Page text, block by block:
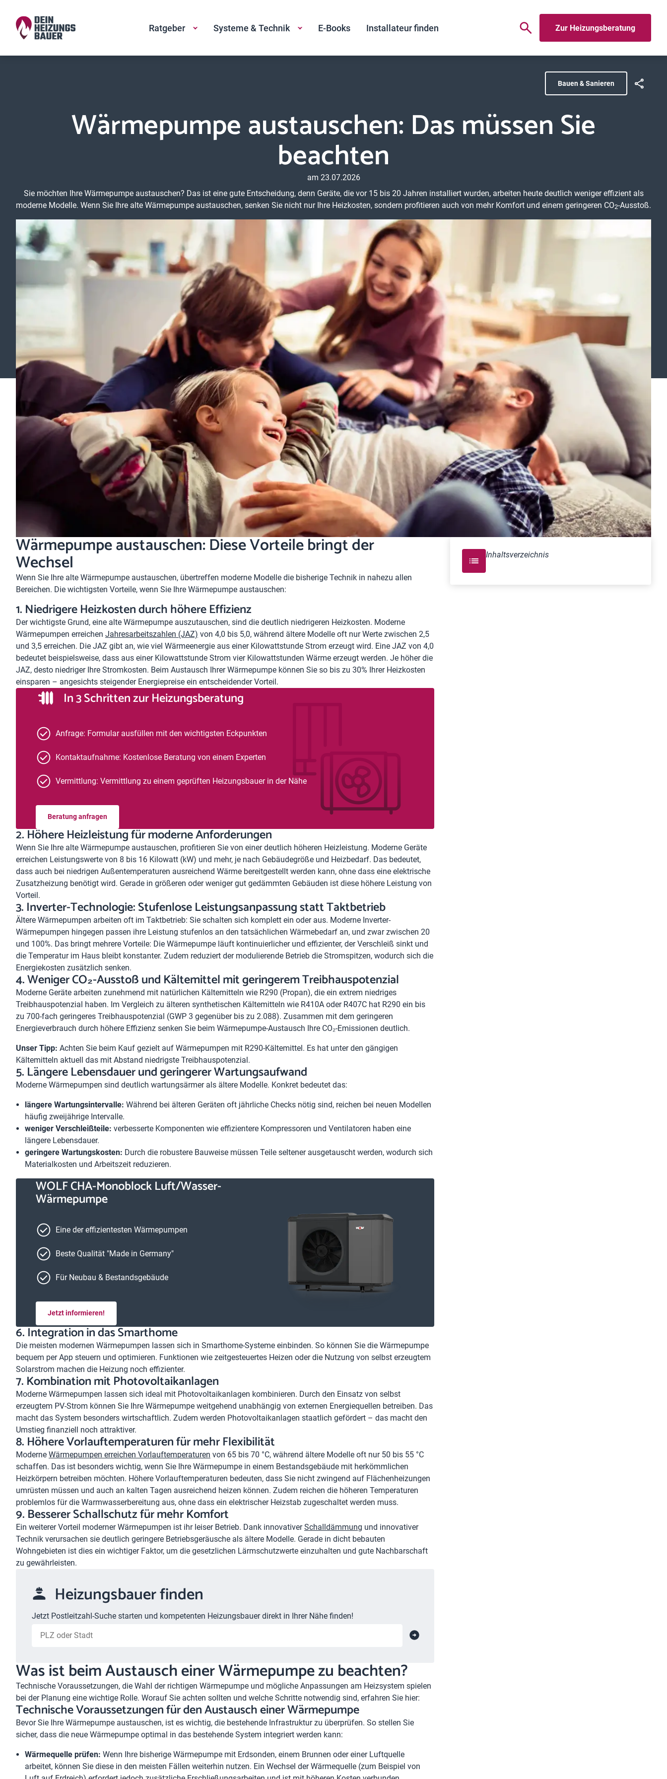
Ratgeber Systeme & Technik E-Books Installateur finden Zur Heizungsberatung
Bauen & Sanieren
Wärmepumpe austauschen: Das müssen Sie
beachten
am 23.07.2026
Sie möchten Ihre Wärmepumpe austauschen? Das ist eine gute Entscheidung, denn Geräte, die vor 15 bis 20 Jahren installiert wurden, arbeiten heute deutlich weniger effizient als
moderne Modelle. Wenn Sie Ihre alte Wärmepumpe austauschen, senken Sie nicht nur Ihre Heizkosten, sondern profitieren auch von mehr Komfort und einem geringeren CO2-Ausstoß.
Inhaltsverzeichnis
Wärmepumpe austauschen: Diese Vorteile bringt der
Wechsel
Wenn Sie Ihre alte Wärmepumpe austauschen, übertreffen moderne Modelle die bisherige Technik in nahezu allen
Bereichen. Die wichtigsten Vorteile, wenn Sie Ihre Wärmepumpe austauschen:
1. Niedrigere Heizkosten durch höhere Effizienz
Der wichtigste Grund, eine alte Wärmepumpe auszutauschen, sind die deutlich niedrigeren Heizkosten. Moderne
Wärmepumpen erreichenJahresarbeitszahlen (JAZ) von 4,0 bis 5,0, während ältere Modelle oft nur Werte zwischen 2,5
und 3,5 erreichen. Die JAZ gibt an, wie viel Wärmeenergie aus einer Kilowattstunde Strom erzeugt wird. Eine JAZ von 4,0
bedeutet beispielsweise, dass aus einer Kilowattstunde Strom vier Kilowattstunden Wärme erzeugt werden. Je höher die
JAZ, desto niedriger Ihre Stromkosten. Beim Austausch Ihrer Wärmepumpe können Sie so bis zu 30% Ihrer Heizkosten
einsparen – angesichts steigender Energiepreise ein entscheidender Vorteil.
In 3 Schritten zur Heizungsberatung
Anfrage: Formular ausfüllen mit den wichtigsten Eckpunkten
Kontaktaufnahme: Kostenlose Beratung von einem Experten
Vermittlung: Vermittlung zu einem geprüften Heizungsbauer in der Nähe
Beratung anfragen
2. Höhere Heizleistung für moderne Anforderungen
Wenn Sie Ihre alte Wärmepumpe austauschen, profitieren Sie von einer deutlich höheren Heizleistung. Moderne Geräte
erreichen Leistungswerte von 8 bis 16 Kilowatt (kW) und mehr, je nach Gebäudegröße und Heizbedarf. Das bedeutet,
dass auch bei niedrigen Außentemperaturen ausreichend Wärme bereitgestellt werden kann, ohne dass eine elektrische
Zusatzheizung benötigt wird. Gerade in größeren oder weniger gut gedämmten Gebäuden ist diese höhere Leistung von
Vorteil.
3. Inverter-Technologie: Stufenlose Leistungsanpassung statt Taktbetrieb
Ältere Wärmepumpen arbeiten oft im Taktbetrieb: Sie schalten sich komplett ein oder aus. Moderne Inverter-
Wärmepumpen hingegen passen ihre Leistung stufenlos an den tatsächlichen Wärmebedarf an, und zwar zwischen 20
und 100%. Das bringt mehrere Vorteile: Die Wärmepumpe läuft kontinuierlicher und effizienter, der Verschleiß sinkt und
die Temperatur im Haus bleibt konstanter. Zudem reduziert der modulierende Betrieb die Stromspitzen, wodurch sich die
Energiekosten zusätzlich senken.
4. Weniger CO₂-Ausstoß und Kältemittel mit geringerem Treibhauspotenzial
Moderne Geräte arbeiten zunehmend mit natürlichen Kältemitteln wie R290 (Propan), die ein extrem niedriges
Treibhauspotenzial haben. Im Vergleich zu älteren synthetischen Kältemitteln wie R410A oder R407C hat R290 ein bis
zu 700-fach geringeres Treibhauspotenzial (GWP 3 gegenüber bis zu 2.088). Zusammen mit dem geringeren
Energieverbrauch durch höhere Effizienz senken Sie beim Wärmepumpe-Austausch Ihre CO₂-Emissionen deutlich.
Unser Tipp: Achten Sie beim Kauf gezielt auf Wärmepumpen mit R290-Kältemittel. Es hat unter den gängigen
Kältemitteln aktuell das mit Abstand niedrigste Treibhauspotenzial.
5. Längere Lebensdauer und geringerer Wartungsaufwand
Moderne Wärmepumpen sind deutlich wartungsärmer als ältere Modelle. Konkret bedeutet das:
längere Wartungsintervalle: Während bei älteren Geräten oft jährliche Checks nötig sind, reichen bei neuen Modellen
häufig zweijährige Intervalle.
weniger Verschleißteile: verbesserte Komponenten wie effizientere Kompressoren und Ventilatoren haben eine
längere Lebensdauer.
geringere Wartungskosten: Durch die robustere Bauweise müssen Teile seltener ausgetauscht werden, wodurch sich
Materialkosten und Arbeitszeit reduzieren.
WOLF CHA-Monoblock Luft/Wasser-
Wärmepumpe
Eine der effizientesten Wärmepumpen
Beste Qualität "Made in Germany"
Für Neubau & Bestandsgebäude
Jetzt informieren!
6. Integration in das Smarthome
Die meisten modernen Wärmepumpen lassen sich in Smarthome-Systeme einbinden. So können Sie die Wärmepumpe
bequem per App steuern und optimieren. Funktionen wie zeitgesteuertes Heizen oder die Nutzung von selbst erzeugtem
Solarstrom machen die Heizung noch effizienter.
7. Kombination mit Photovoltaikanlagen
Moderne Wärmepumpen lassen sich ideal mit Photovoltaikanlagen kombinieren. Durch den Einsatz von selbst
erzeugtem PV-Strom können Sie Ihre Wärmepumpe weitgehend unabhängig von externen Energiequellen betreiben. Das
macht das System besonders wirtschaftlich. Zudem werden Photovoltaikanlagen staatlich gefördert – das macht den
Umstieg finanziell noch attraktiver.
8. Höhere Vorlauftemperaturen für mehr Flexibilität
ModerneWärmepumpen erreichen Vorlauftemperaturen von 65 bis 70 °C, während ältere Modelle oft nur 50 bis 55 °C
schaffen. Das ist besonders wichtig, wenn Sie Ihre Wärmepumpe in einem Bestandsgebäude mit herkömmlichen
Heizkörpern betreiben möchten. Höhere Vorlauftemperaturen bedeuten, dass Sie nicht zwingend auf Flächenheizungen
umrüsten müssen und auch an kalten Tagen ausreichend heizen können. Zudem reichen die höheren Temperaturen
problemlos für die Warmwasserbereitung aus, ohne dass ein elektrischer Heizstab zugeschaltet werden muss.
9. Besserer Schallschutz für mehr Komfort
Ein weiterer Vorteil moderner Wärmepumpen ist ihr leiser Betrieb. Dank innovativerSchalldämmung und innovativer
Technik verursachen sie deutlich geringere Betriebsgeräusche als ältere Modelle. Gerade in dicht bebauten
Wohngebieten ist dies ein wichtiger Faktor, um die gesetzlichen Lärmschutzwerte einzuhalten und gute Nachbarschaft
zu gewährleisten.
Heizungsbauer finden
Jetzt Postleitzahl-Suche starten und kompetenten Heizungsbauer direkt in Ihrer Nähe finden!
Was ist beim Austausch einer Wärmepumpe zu beachten?
Technische Voraussetzungen, die Wahl der richtigen Wärmepumpe und mögliche Anpassungen am Heizsystem spielen
bei der Planung eine wichtige Rolle. Worauf Sie achten sollten und welche Schritte notwendig sind, erfahren Sie hier:
Technische Voraussetzungen für den Austausch einer Wärmepumpe
Bevor Sie Ihre Wärmepumpe austauschen, ist es wichtig, die bestehende Infrastruktur zu überprüfen. So stellen Sie
sicher, dass die neue Wärmepumpe optimal in das bestehende System integriert werden kann:
Wärmequelle prüfen: Wenn Ihre bisherige Wärmepumpe mit Erdsonden, einem Brunnen oder einer Luftquelle
arbeitet, können Sie diese in den meisten Fällen weiterhin nutzen. Ein Wechsel der Wärmequelle (zum Beispiel von